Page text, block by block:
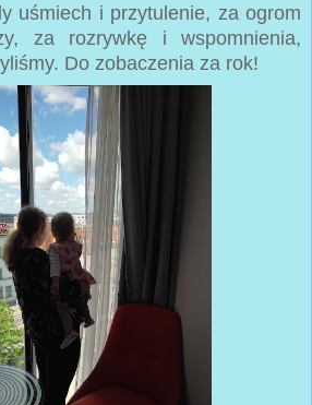
uśmiech i przytulenie, za ogrom
za rozrywkę i wspomnienia,
Do zobaczenia za rok!